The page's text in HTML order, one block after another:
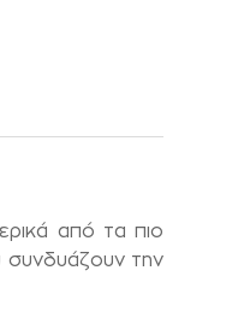
από τα πιο
συνδυάζουν την